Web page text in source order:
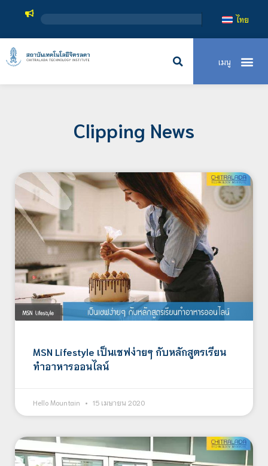
สถาบันเทคโนโลยีจิตรลดา เป็นสถา
ไทย
Clipping News
MSN Lifestyle เป็นเชฟง่ายๆ กับหลักสูตรเรียน
ทำอาหารออนไลน์
Hello Mountain 15 เมษายน 2020